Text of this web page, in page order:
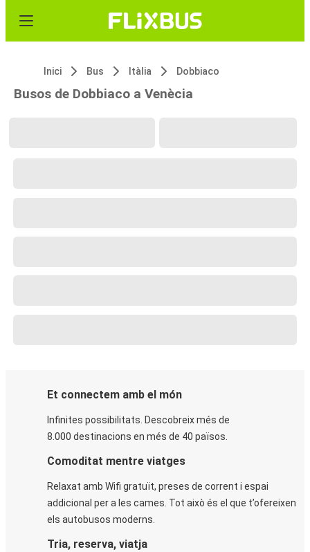
Inici Bus Itàlia Dobbiaco
Busos de Dobbiaco a Venècia
Et connectem amb el món
Infinites possibilitats. Descobreix més de
8.000 destinacions en més de 40 països.
Comoditat mentre viatges
Relaxat amb Wifi gratuït, preses de corrent i espai
addicional per a les cames. Tot això és el que t’ofereixen
els autobusos moderns.
Tria, reserva, viatja